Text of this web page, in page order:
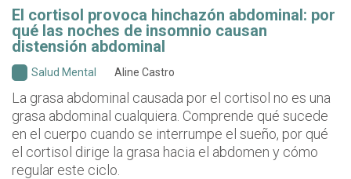
El cortisol provoca hinchazón abdominal: por
qué las noches de insomnio causan
distensión abdominal
Salud Mental Aline Castro
La grasa abdominal causada por el cortisol no es una
grasa abdominal cualquiera. Comprende qué sucede
en el cuerpo cuando se interrumpe el sueño, por qué
el cortisol dirige la grasa hacia el abdomen y cómo
regular este ciclo.